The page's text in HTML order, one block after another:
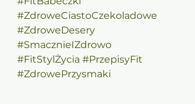
#ZdroweCiastoCzekoladowe
#ZdroweDesery
#SmacznieIZdrowo
#FitStylŻycia #PrzepisyFit
#ZdrowePrzysmaki